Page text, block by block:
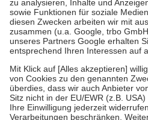
Bei Heilmitteln und häuslicher
Zuzahlung zehn Prozent der Kosten
Verordnung.
Um das Engagement der
stärken und die besondere Stellung
fallenkeine Zuzahlungenan bei:
• Kindern und Jugendlichen bis
mit Ausnahme der Fahrkosten
• Untersuchungen zur Vorsorge und